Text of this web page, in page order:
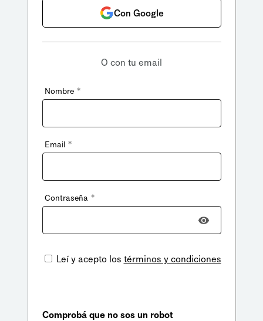
Con Google
O con tu email
Nombre *
Email *
Contraseña *
Leí y acepto los términos y condiciones
Comprobá que no sos un robot